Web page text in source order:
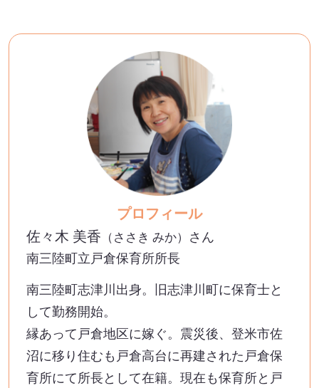
プロフィール
佐々木 美香 （ささき みか） さん
南三陸町立戸倉保育所所長
南三陸町志津川出身。旧志津川町に保育士と
して勤務開始。
縁あって戸倉地区に嫁ぐ。震災後、登米市佐
沼に移り住むも戸倉高台に再建された戸倉保
育所にて所長として在籍。現在も保育所と戸